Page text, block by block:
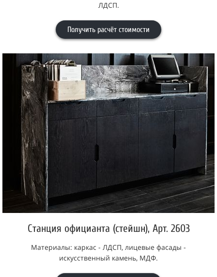
ЛДСП.
Получить расчёт стоимости
Станция официанта (стейшн), Арт. 2603
Материалы: каркас - ЛДСП, лицевые фасады -
искусственный камень, МДФ.